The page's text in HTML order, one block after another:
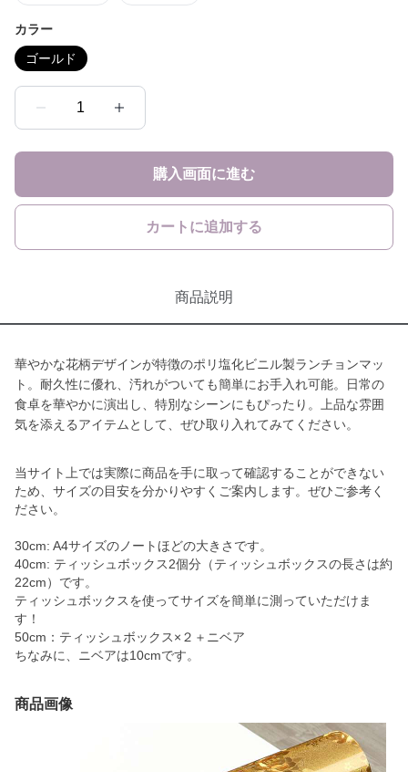
カラー
ゴールド
1
購入画面に進む
カートに追加する
商品説明
華やかな花柄デザインが特徴のポリ塩化ビニル製ランチョンマッ
ト。耐久性に優れ、汚れがついても簡単にお手入れ可能。日常の
食卓を華やかに演出し、特別なシーンにもぴったり。上品な雰囲
気を添えるアイテムとして、ぜひ取り入れてみてください。
当サイト上では実際に商品を手に取って確認することができない
ため、サイズの目安を分かりやすくご案内します。ぜひご参考く
ださい。
30cm: A4サイズのノートほどの大きさです。
40cm: ティッシュボックス2個分（ティッシュボックスの長さは約
22cm）です。
ティッシュボックスを使ってサイズを簡単に測っていただけま
す！
50cm：ティッシュボックス×２＋ニベア
ちなみに、ニベアは10cmです。
商品画像